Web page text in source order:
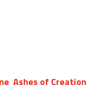
Ashes of Creation